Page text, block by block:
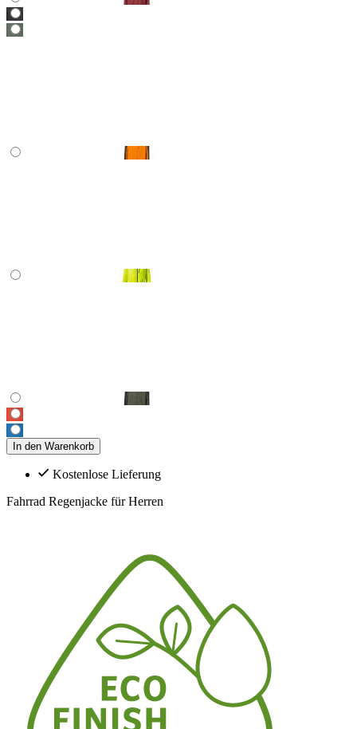
In den Warenkorb
Kostenlose Lieferung
Fahrrad Regenjacke für Herren